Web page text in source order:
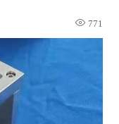
771